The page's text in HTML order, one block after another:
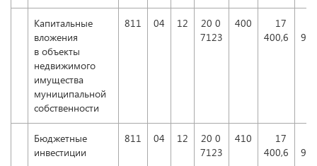
Капитальные
вложения
в объекты
недвижимого
имущества
муниципальной
собственности
811 04 12
20 0
7123
400
17
400,6
Бюджетные
инвестиции
811 04 12
20 0
7123
410
17
400,6